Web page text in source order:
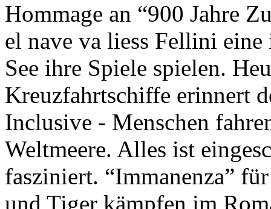
Hommage an “900 Jahre
el nave va liess Fellini
See ihre Spiele spielen.
Kreuzfahrtschiffe erinnert
Inclusive - Menschen
Weltmeere. Alles ist
fasziniert. “Immanenza”
und Tiger kämpfen im